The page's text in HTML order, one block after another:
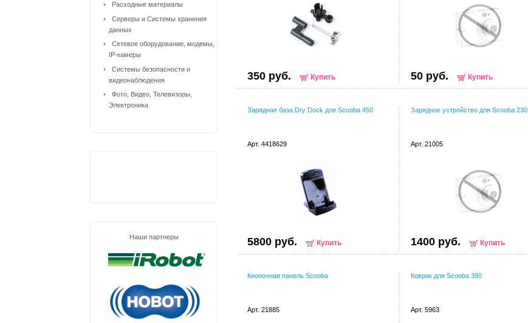
350 руб. Купить 50 руб. Купить
Зарядная база Dry Dock для Scooba 450
Арт. 4418629
5800 руб. Купить
Зарядное устройство для Scooba 230
Арт. 21005
1400 руб. Купить
Кнопочная панель Scooba
Арт. 21885
Коврик для Scooba 390
Арт. 5963
Расходные материалы
Серверы и Системы хранения
данных
Сетевое оборудование, модемы,
IP-камеры
Системы безопасности и
видеонаблюдения
Фото, Видео, Телевизоры,
Электроника
Наши партнеры